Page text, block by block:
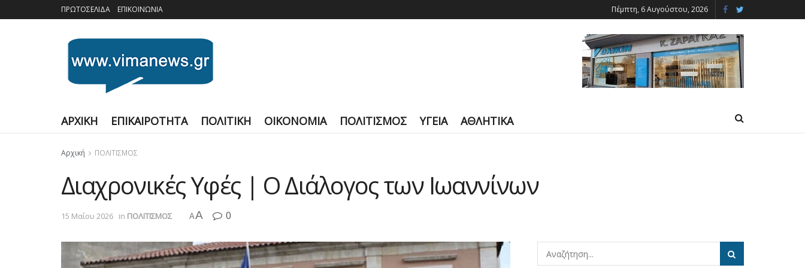
ΠΡΩΤΟΣΕΛΙΔΑ ΕΠΙΚΟΙΝΩΝΙΑ Πέμπτη, 6 Αυγούστου, 2026
ΑΡΧΙΚΗ ΕΠΙΚΑΙΡΟΤΗΤΑ ΠΟΛΙΤΙΚΗ ΟΙΚΟΝΟΜΙΑ ΠΟΛΙΤΙΣΜΟΣ ΥΓΕΙΑ ΑΘΛΗΤΙΚΑ
Αρχική ΠΟΛΙΤΙΣΜΟΣ
Διαχρονικές Υφές | Ο Διάλογος των Ιωαννίνων
15 Μαΐου 2026 in ΠΟΛΙΤΙΣΜΟΣ AA 0